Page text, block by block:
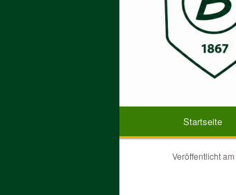
Startseite
Veröffentlicht am